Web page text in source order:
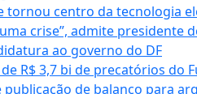
tornou centro da tecnologia
crise”, admite presidente
ao governo do DF
R$ 3,7 bi de precatórios do
publicação de balanço para